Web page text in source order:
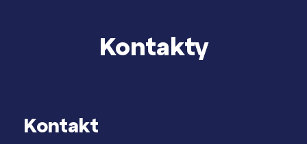
Kontakty
Kontakt